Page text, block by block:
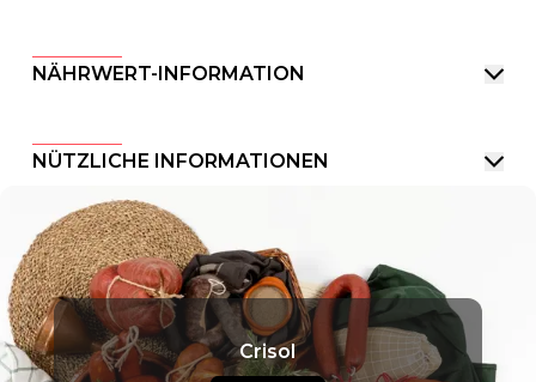
NÄHRWERT-INFORMATION
NÜTZLICHE INFORMATIONEN
Crisol